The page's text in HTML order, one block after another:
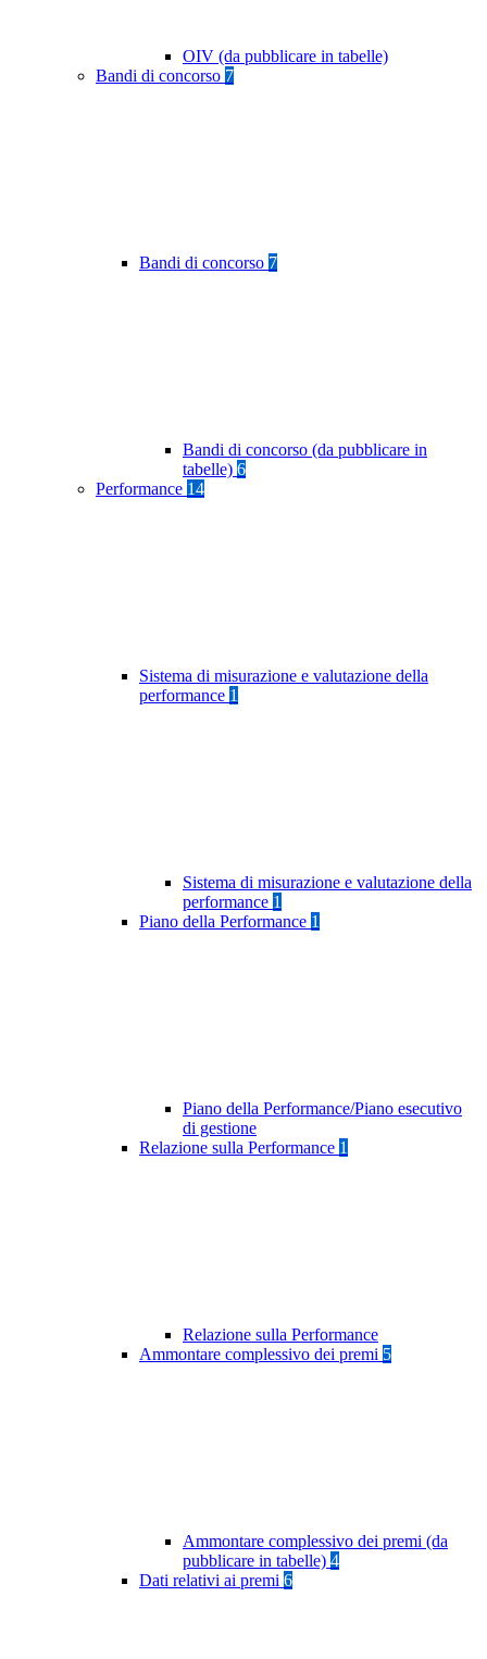
OIV (da pubblicare in tabelle)
Bandi di concorso 7
Bandi di concorso 7
Bandi di concorso (da pubblicare in
tabelle) 6
Performance 14
Sistema di misurazione e valutazione della
performance 1
Sistema di misurazione e valutazione della
performance 1
Piano della Performance 1
Piano della Performance/Piano esecutivo
di gestione
Relazione sulla Performance 1
Relazione sulla Performance
Ammontare complessivo dei premi 5
Ammontare complessivo dei premi (da
pubblicare in tabelle) 4
Dati relativi ai premi 6